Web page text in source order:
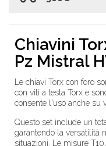
Chiavini
Pz Mistral
Le chiavi Torx con foro
con viti a testa Torx e
consente l'uso anche su
Questo set include un
garantendo la versatilità
situazioni. Le misure